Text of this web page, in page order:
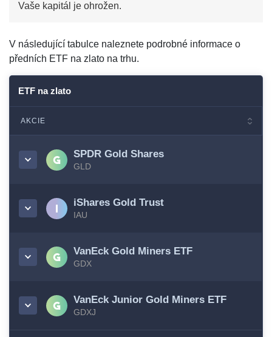
Vaše kapitál je ohrožen.
V následující tabulce naleznete podrobné informace o
předních ETF na zlato na trhu.
ETF na zlato
AKCIE
SPDR Gold Shares
GLD
iShares Gold Trust
IAU
VanEck Gold Miners ETF
GDX
VanEck Junior Gold Miners ETF
GDXJ